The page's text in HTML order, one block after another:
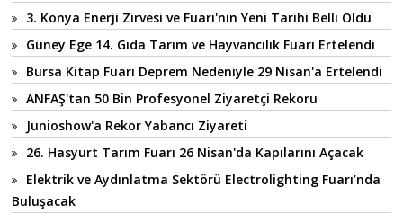
3. Konya Enerji Zirvesi ve Fuarı'nın Yeni Tarihi Belli Oldu
Güney Ege 14. Gıda Tarım ve Hayvancılık Fuarı Ertelendi
Bursa Kitap Fuarı Deprem Nedeniyle 29 Nisan'a Ertelendi
ANFAŞ'tan 50 Bin Profesyonel Ziyaretçi Rekoru
Junioshow'a Rekor Yabancı Ziyareti
26. Hasyurt Tarım Fuarı 26 Nisan'da Kapılarını Açacak
Elektrik ve Aydınlatma Sektörü Electrolighting Fuarı’nda
Buluşacak